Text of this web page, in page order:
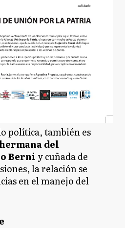
política, también es
del
Berni y cuñada de
la relación se
en el manejo del